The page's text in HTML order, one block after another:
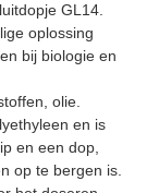
GL14.
oplossing
bij biologie en
olie.
en is
en een dop,
op te bergen is.